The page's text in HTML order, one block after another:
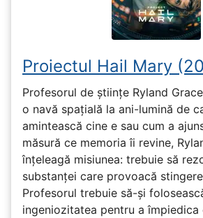
Proiectul Hail Mary
Profesorul de științe Ryland
o navă spațială la ani-lumină de
amintească cine e sau cum a
măsură ce memoria îi revine,
înțeleagă misiunea: trebuie să
substanței care provoacă
Profesorul trebuie să-și
ingeniozitatea pentru a